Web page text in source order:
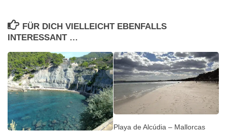
FÜR DICH VIELLEICHT EBENFALLS
INTERESSANT …
Playa de Alcúdia – Mallorcas